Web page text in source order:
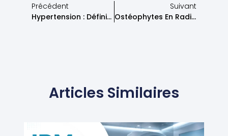
Précédent
Hypertension : Définition, Traitement Et Prévention Au Maroc
Suivant
Ostéophytes En Radiologie : Imagerie Médicale Et Interprétation
Articles Similaires